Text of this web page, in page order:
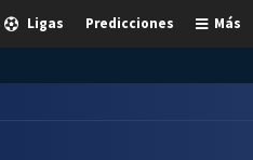
Más
Predicciones
Ligas